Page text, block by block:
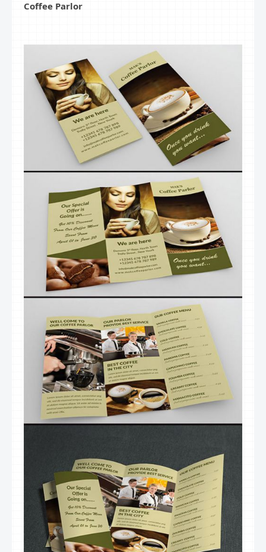
Coffee Parlor